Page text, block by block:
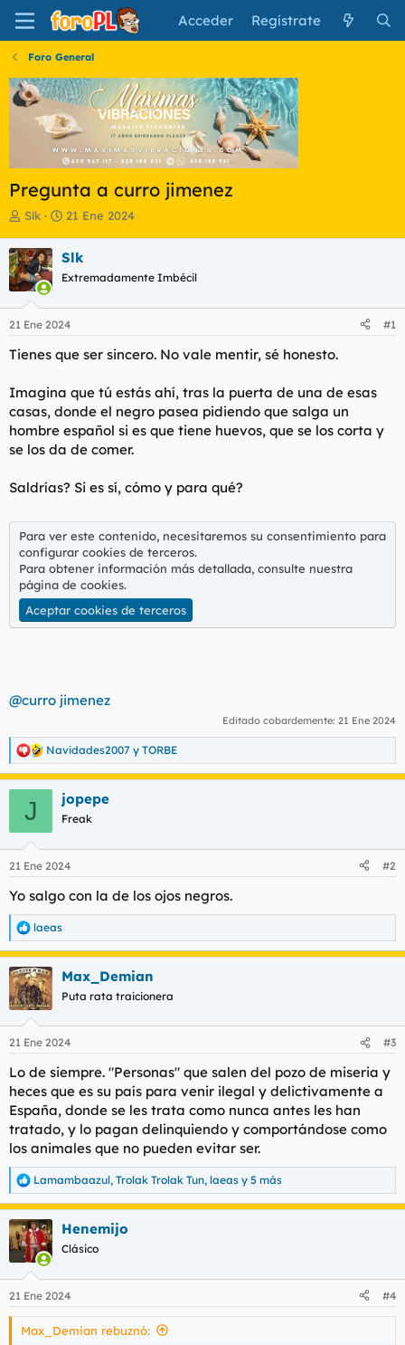
Acceder Regístrate
Foro General
Pregunta a curro jimenez
I
i
c
i
a
d
o
d
l
t
e
m
a
Slk
F
h
a
e
i
i
i
o
21 Ene 2024
Slk
Extremadamente Imbécil
21 Ene 2024 #1
Tienes que ser sincero. No vale mentir, sé honesto.
Imagina que tú estás ahí, tras la puerta de una de esas
casas, donde el negro pasea pidiendo que salga un
hombre español si es que tiene huevos, que se los corta y
se los da de comer.
Saldrías? Si es sí, cómo y para qué?
Para ver este contenido, necesitaremos su consentimiento para
configurar cookies de terceros.
Para obtener información más detallada, consulte nuestra
página de cookies.
Aceptar cookies de terceros
@curro jimenez
Editado cobardemente: 21 Ene 2024
R
e
a
e
:
Navidades2007 y TORBE
J jopepe
Freak
21 Ene 2024 #2
Yo salgo con la de los ojos negros.
R
e
a
c
c
i
e
:
laeas
Max_Demian
Puta rata traicionera
21 Ene 2024 #3
Lo de siempre. "Personas" que salen del pozo de miseria y
heces que es su país para venir ilegal y delictivamente a
España, donde se les trata como nunca antes les han
tratado, y lo pagan delinquiendo y comportándose como
los animales que no pueden evitar ser.
R
e
a
c
c
e
s
Lamambaazul, Trolak Trolak Tun, laeas y 5 más
Henemijo
Clásico
21 Ene 2024 #4
Max_Demian rebuznó: